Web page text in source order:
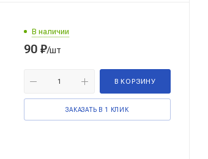
В наличии
90 ₽/шт
В КОРЗИНУ
ЗАКАЗАТЬ В 1 КЛИК